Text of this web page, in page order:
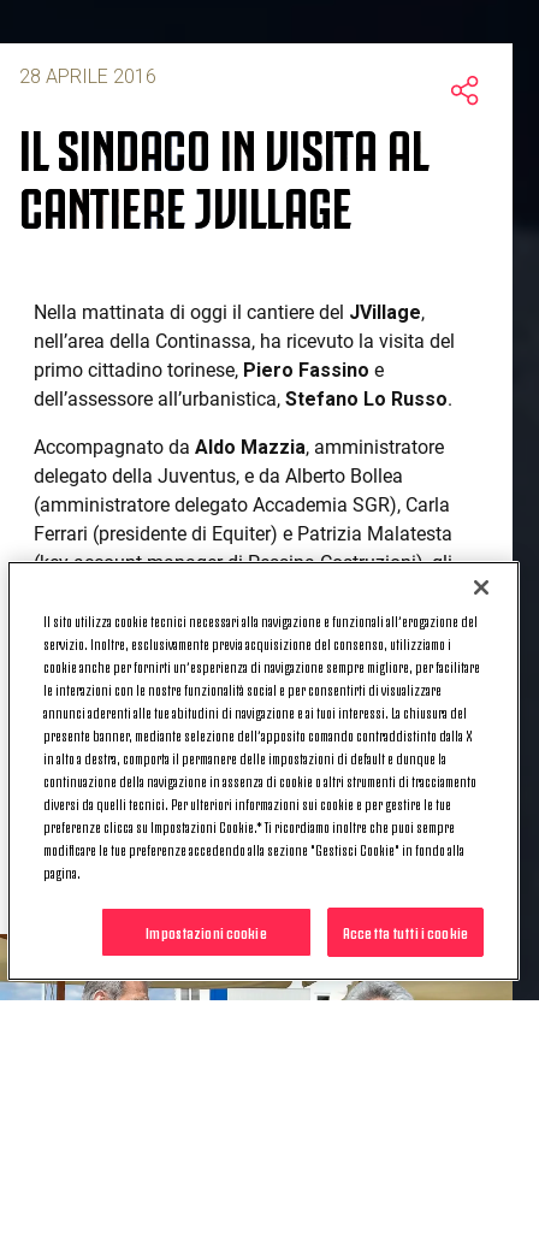
28 APRILE 2016
IL SINDACO IN VISITA AL
CANTIERE JVILLAGE
Nella mattinata di oggi il cantiere del JVillage,
nell’area della Continassa, ha ricevuto la visita del
primo cittadino torinese, Piero Fassino e
dell’assessore all’urbanistica, Stefano Lo Russo.
Accompagnato da Aldo Mazzia, amministratore
delegato della Juventus, e da Alberto Bollea
(amministratore delegato Accademia SGR), Carla
Ferrari (presidente di Equiter) e Patrizia Malatesta
(key account manager di Pessina Costruzioni), gli
all’interno dell’area, avendo modo di osservare da
vicino lo stato dei cantieri el’avanzamento dei
lavoriche, entro il 30 giugno 2017, porteranno alla
nascita di sei insediamenti: il Training Center, la
nuova sede della Juventus, il JHotel, la Scuola
Internazionale ISE e il Concept Store.
Questaè la sezione del nostro sito in cui vi
raccontiamo approfonditamente il progetto
JVillage
Il sito utilizza cookie tecnici necessari alla navigazione e funzionali all’erogazione del
servizio. Inoltre, esclusivamente previa acquisizione del consenso, utilizziamo i
cookie anche per fornirti un’esperienza di navigazione sempre migliore, per facilitare
le interazioni con le nostre funzionalità social e per consentirti di visualizzare
annunci aderenti alle tue abitudini di navigazione e ai tuoi interessi. La chiusura del
presente banner, mediante selezione dell’apposito comando contraddistinto dalla X
in alto a destra, comporta il permanere delle impostazioni di default e dunque la
continuazione della navigazione in assenza di cookie o altri strumenti di tracciamento
diversi da quelli tecnici. Per ulteriori informazioni sui cookie e per gestire le tue
preferenze clicca su Impostazioni Cookie.* Ti ricordiamo inoltre che puoi sempre
modificare le tue preferenze accedendo alla sezione "Gestisci Cookie" in fondo alla
pagina.
Accetta tutti i cookie
Impostazioni cookie